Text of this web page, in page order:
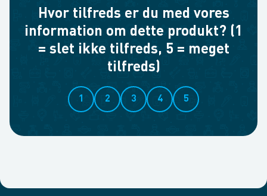
Hvor tilfreds er du med vores
information om dette produkt? (1
= slet ikke tilfreds, 5 = meget
tilfreds)
1 2 3 4 5